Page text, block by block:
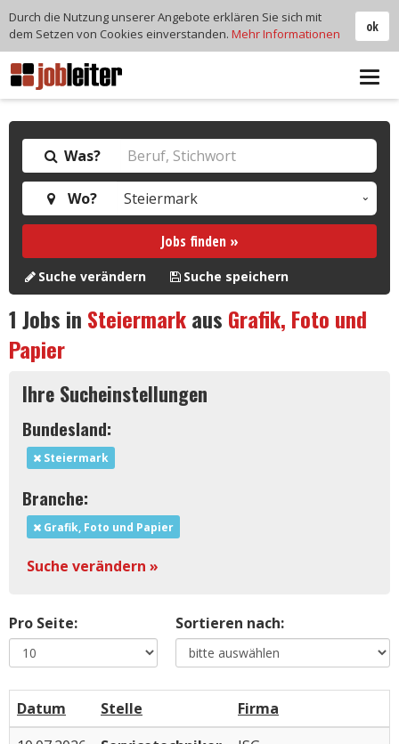
Was?
Wo?
Jobs finden »
Suche verändern Suche speichern
1 Jobs in Steiermarkaus Grafik, Foto und
Papier
Ihre Sucheinstellungen
Bundesland:
Steiermark
Branche:
Grafik, Foto und Papier
Suche verändern »
Pro Seite: Sortieren nach:
Datum Stelle
Firma
ok
Durch die Nutzung unserer Angebote erklären Sie sich mit
dem Setzen von Cookies einverstanden. Mehr Informationen